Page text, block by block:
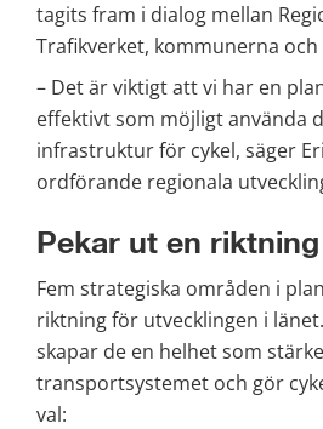
tagits fram i dialog mellan
Trafikverket, kommunerna
– Det är viktigt att vi har en
effektivt som möjligt använda
infrastruktur för cykel, säger
ordförande regionala
Pekar ut en riktning
Fem strategiska områden i
riktning för utvecklingen i
skapar de en helhet som
transportsystemet och gör
val: